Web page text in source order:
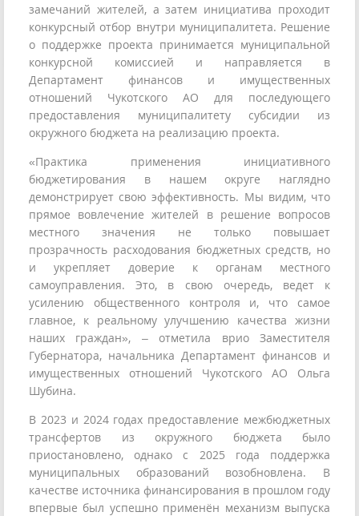
замечаний жителей, а затем инициатива проходит
конкурсный отбор внутри муниципалитета. Решение
о поддержке проекта принимается муниципальной
конкурсной комиссией и направляется в
Департамент финансов и имущественных
отношений Чукотского АО для последующего
предоставления муниципалитету субсидии из
окружного бюджета на реализацию проекта.
«Практика применения инициативного
бюджетирования в нашем округе наглядно
демонстрирует свою эффективность. Мы видим, что
прямое вовлечение жителей в решение вопросов
местного значения не только повышает
прозрачность расходования бюджетных средств, но
и укрепляет доверие к органам местного
самоуправления. Это, в свою очередь, ведет к
усилению общественного контроля и, что самое
главное, к реальному улучшению качества жизни
наших граждан», – отметила врио Заместителя
Губернатора, начальника Департамент финансов и
имущественных отношений Чукотского АО Ольга
Шубина.
В 2023 и 2024 годах предоставление межбюджетных
трансфертов из окружного бюджета было
приостановлено, однако с 2025 года поддержка
муниципальных образований возобновлена. В
качестве источника финансирования в прошлом году
впервые был успешно применён механизм выпуска